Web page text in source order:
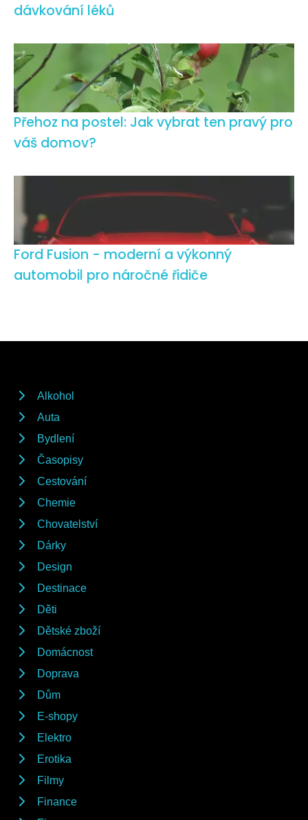
dávkování léků
Přehoz na postel: Jak vybrat ten pravý pro
váš domov?
Ford Fusion - moderní a výkonný
automobil pro náročné řidiče
Alkohol
Auta
Bydlení
Časopisy
Cestování
Chemie
Chovatelství
Dárky
Design
Destinace
Děti
Dětské zboží
Domácnost
Doprava
Dům
E-shopy
Elektro
Erotika
Filmy
Finance